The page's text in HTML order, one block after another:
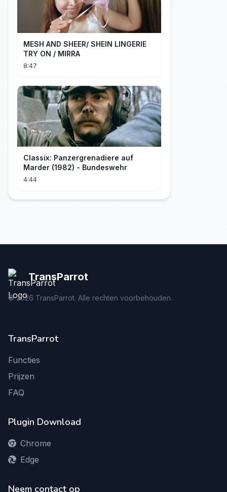
MESH AND SHEER/ SHEIN LINGERIE
TRY ON / MIRRA
8:47
Classix: Panzergrenadiere auf
Marder (1982) - Bundeswehr
4:44
TransParrot
©2026 TransParrot. Alle rechten voorbehouden.
TransParrot
Functies
Prijzen
FAQ
Plugin Download
Chrome
Edge
Neem contact op